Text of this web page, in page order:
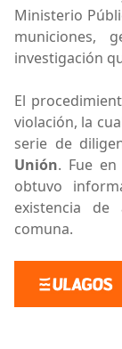
Ministerio
municiones,
investigación
El
violación, la
serie de
Unión. Fue
obtuvo
existencia
comuna.